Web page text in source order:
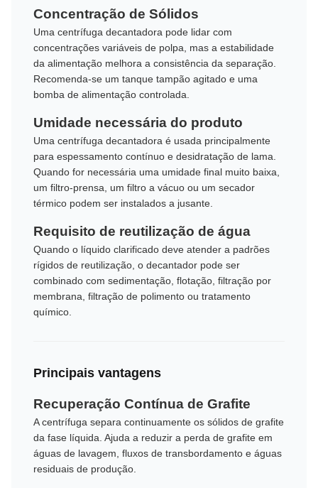
Concentração de Sólidos
Uma centrífuga decantadora pode lidar com
concentrações variáveis ​​de polpa, mas a estabilidade
da alimentação melhora a consistência da separação.
Recomenda-se um tanque tampão agitado e uma
bomba de alimentação controlada.
Umidade necessária do produto
Uma centrífuga decantadora é usada principalmente
para espessamento contínuo e desidratação de lama.
Quando for necessária uma umidade final muito baixa,
um filtro-prensa, um filtro a vácuo ou um secador
térmico podem ser instalados a jusante.
Requisito de reutilização de água
Quando o líquido clarificado deve atender a padrões
rígidos de reutilização, o decantador pode ser
combinado com sedimentação, flotação, filtração por
membrana, filtração de polimento ou tratamento
químico.
Principais vantagens
Recuperação Contínua de Grafite
A centrífuga separa continuamente os sólidos de grafite
da fase líquida. Ajuda a reduzir a perda de grafite em
águas de lavagem, fluxos de transbordamento e águas
residuais de produção.